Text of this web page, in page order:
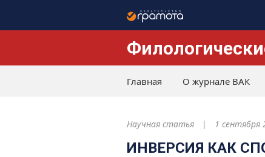
Главная О журнале ВАК
Научная статья 1 сентября
ИНВЕРСИЯ КАК